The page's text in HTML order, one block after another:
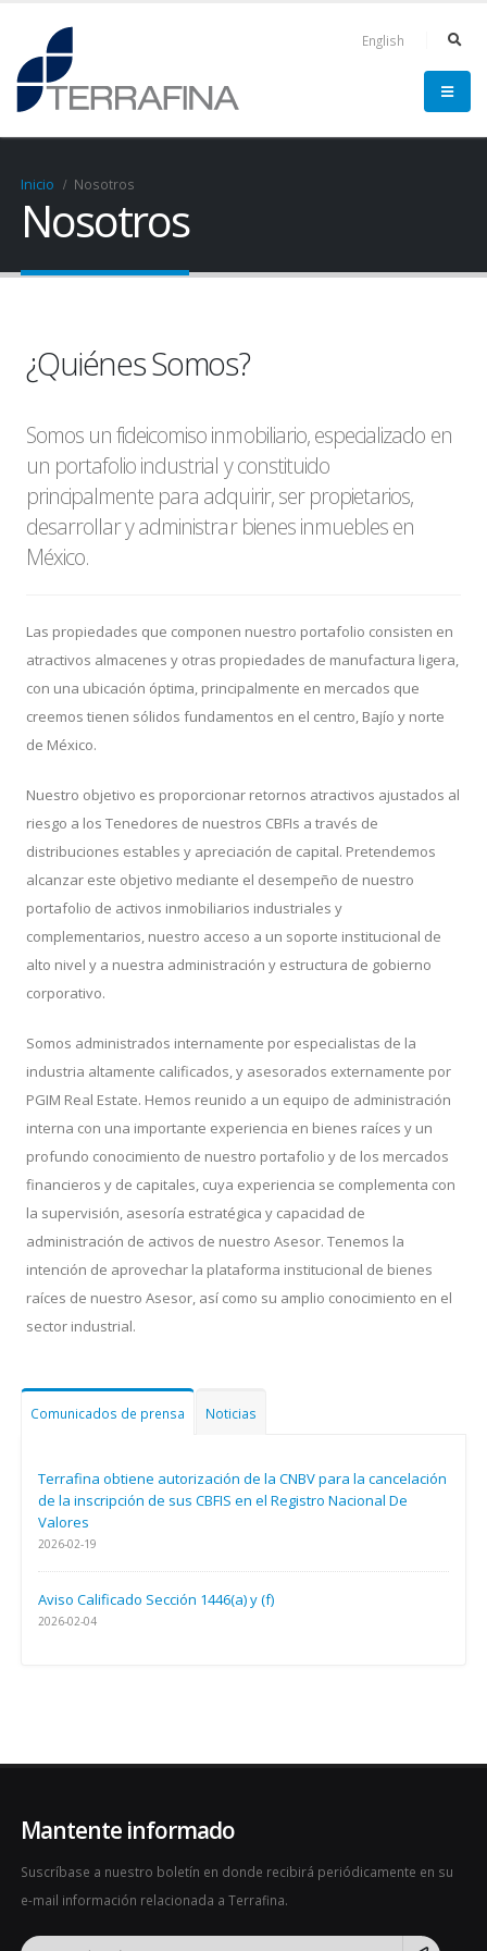
English
Inicio Nosotros
Nosotros
¿Quiénes Somos?
Somos un fideicomiso inmobiliario, especializado en
un portafolio industrial y constituido
principalmente para adquirir, ser propietarios,
desarrollar y administrar bienes inmuebles en
México.
Las propiedades que componen nuestro portafolio consisten en
atractivos almacenes y otras propiedades de manufactura ligera,
con una ubicación óptima, principalmente en mercados que
creemos tienen sólidos fundamentos en el centro, Bajío y norte
de México.
Nuestro objetivo es proporcionar retornos atractivos ajustados al
riesgo a los Tenedores de nuestros CBFIs a través de
distribuciones estables y apreciación de capital. Pretendemos
alcanzar este objetivo mediante el desempeño de nuestro
portafolio de activos inmobiliarios industriales y
complementarios, nuestro acceso a un soporte institucional de
alto nivel y a nuestra administración y estructura de gobierno
corporativo.
Somos administrados internamente por especialistas de la
industria altamente calificados, y asesorados externamente por
PGIM Real Estate. Hemos reunido a un equipo de administración
interna con una importante experiencia en bienes raíces y un
profundo conocimiento de nuestro portafolio y de los mercados
financieros y de capitales, cuya experiencia se complementa con
la supervisión, asesoría estratégica y capacidad de
administración de activos de nuestro Asesor. Tenemos la
intención de aprovechar la plataforma institucional de bienes
raíces de nuestro Asesor, así como su amplio conocimiento en el
sector industrial.
Comunicados de prensa Noticias
Terrafina obtiene autorización de la CNBV para la cancelación
de la inscripción de sus CBFIS en el Registro Nacional De
Valores
2026-02-19
Aviso Calificado Sección 1446(a) y (f)
2026-02-04
Mantente informado
Suscríbase a nuestro boletín en donde recibirá periódicamente en su
e-mail información relacionada a Terrafina.